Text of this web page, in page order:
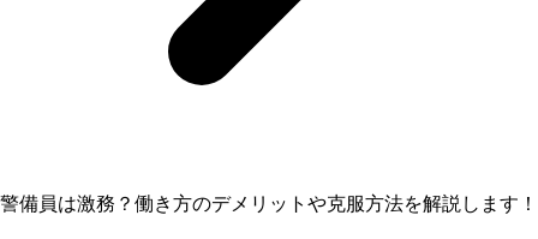
警備員は激務？働き方のデメリットや克服方法を解説します！